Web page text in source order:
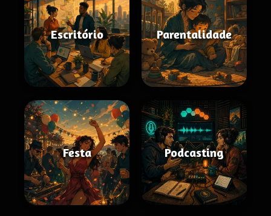
Escritório Parentalidade
Festa Podcasting